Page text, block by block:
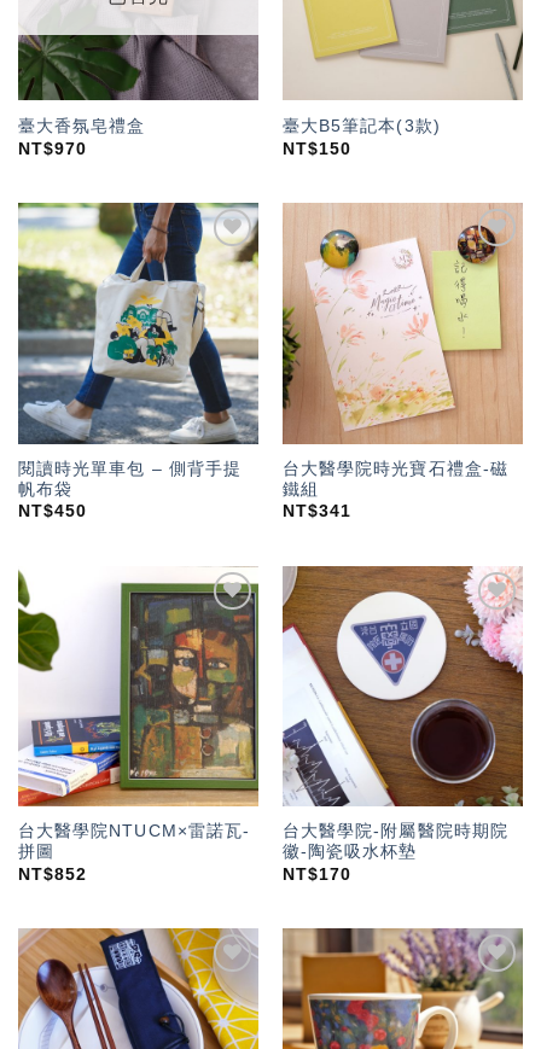
臺大香氛皂禮盒
NT$970
臺大B5筆記本(3款)
NT$150
加入
「願
望輕
單」
閱讀時光單車包 – 側背手提
帆布袋
NT$450
加入
「願
望輕
台大醫學院時光寶石禮盒-磁
鐵組
NT$341
加入
「願
望輕
單」
台大醫學院NTUCM×雷諾瓦-
拼圖
NT$852
加入
「願
望輕
單」
台大醫學院-附屬醫院時期院
徽-陶瓷吸水杯墊
NT$170
加入
「願
望輕
單」
加入
「願
望輕
單」